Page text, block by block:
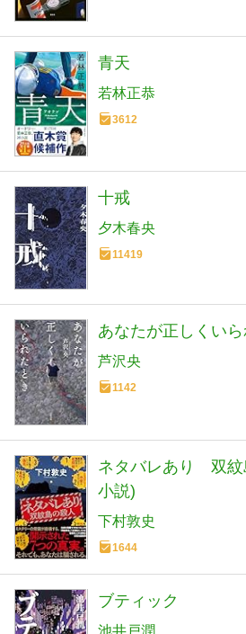
青天
若林正恭
3612
十戒
夕木春央
11419
あなたが正しくいら
芦沢央
1142
ネタバレあり 双紋
小説)
下村敦史
1644
ブティック